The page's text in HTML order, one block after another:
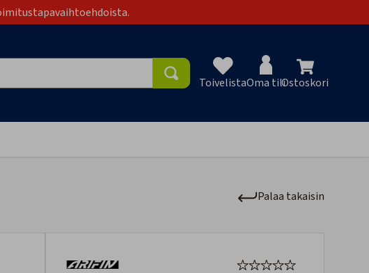
ToivelistaOma tiliOstoskori
Palaa takaisin